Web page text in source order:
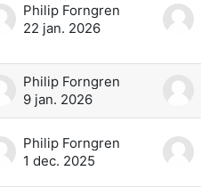
Philip Forngren
22 jan. 2026
Philip Forngren
9 jan. 2026
Philip Forngren
1 dec. 2025